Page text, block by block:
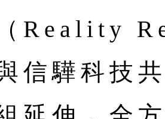
Reality
信驊科技